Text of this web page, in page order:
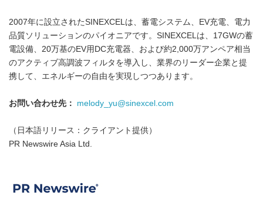
2007年に設立されたSINEXCELは、蓄電システム、EV充電、電力
品質ソリューションのパイオニアです。SINEXCELは、17GWの蓄
電設備、20万基のEV用DC充電器、および約2,000万アンペア相当
のアクティブ高調波フィルタを導入し、業界のリーダー企業と提
携して、エネルギーの自由を実現しつつあります。
お問い合わせ先： melody_yu@sinexcel.com
（日本語リリース：クライアント提供）
PR Newswire Asia Ltd.